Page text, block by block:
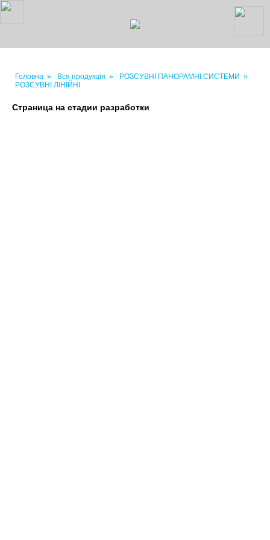
Головна » Вся продукція » РОЗСУВНІ ПАНОРАМНІ СИСТЕМИ »
РОЗСУВНІ ЛІНІЙНІ
Страница на стадии разработки